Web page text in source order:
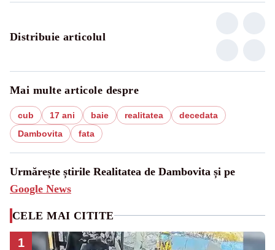
Distribuie articolul
Mai multe articole despre
cub 17 ani baie realitatea
decedata
Dambovita
fata
Urmărește știrile Realitatea de Dambovita și pe
Google News
CELE MAI CITITE
1